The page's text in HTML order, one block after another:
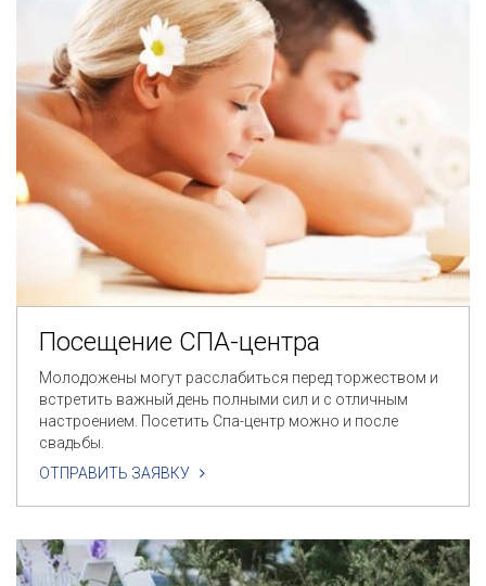
Посещение СПА-центра
Молодожены могут расслабиться перед торжеством и
встретить важный день полными сил и с отличным
настроением. Посетить Спа-центр можно и после
свадьбы.
ОТПРАВИТЬ ЗАЯВКУ